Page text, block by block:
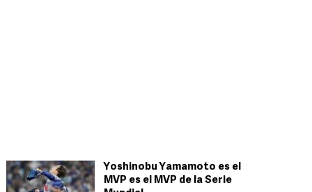
Yoshinobu Yamamoto es el
MVP es el MVP de la Serie